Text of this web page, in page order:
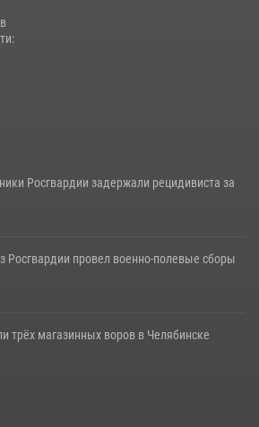
Росгвардии задержали рецидивиста за
Росгвардии провел военно-полевые сборы
трёх магазинных воров в Челябинске